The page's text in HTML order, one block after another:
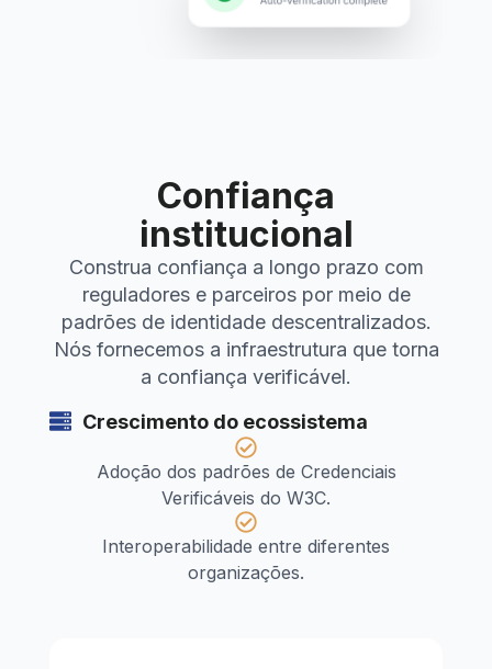
Confiança
institucional
Construa confiança a longo prazo com
reguladores e parceiros por meio de
padrões de identidade descentralizados.
Nós fornecemos a infraestrutura que torna
a confiança verificável.
Crescimento do ecossistema
Adoção dos padrões de Credenciais
Verificáveis do W3C.
Interoperabilidade entre diferentes
organizações.